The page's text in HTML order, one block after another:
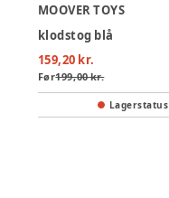
MOOVER TOYS
klodstog blå
159,20 kr.
Før199,00 kr.
Lagerstatus